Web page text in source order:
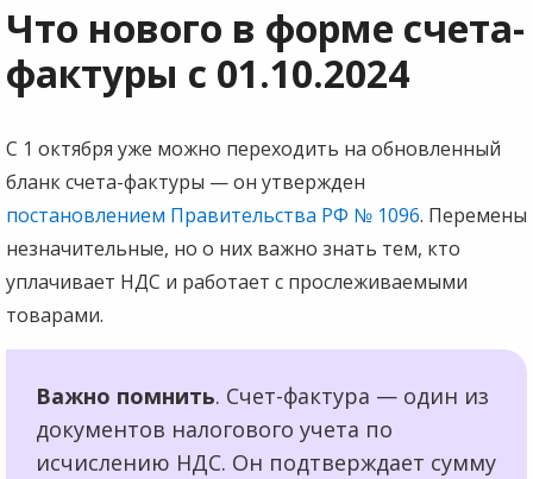
Что нового в форме счета-
фактуры с 01.10.2024
С 1 октября уже можно переходить на обновленный
бланк счета-фактуры — он утвержден
постановлением Правительства РФ № 1096. Перемены
незначительные, но о них важно знать тем, кто
уплачивает НДС и работает с прослеживаемыми
товарами.
Важно помнить. Счет-фактура — один из
документов налогового учета по
исчислению НДС. Он подтверждает сумму